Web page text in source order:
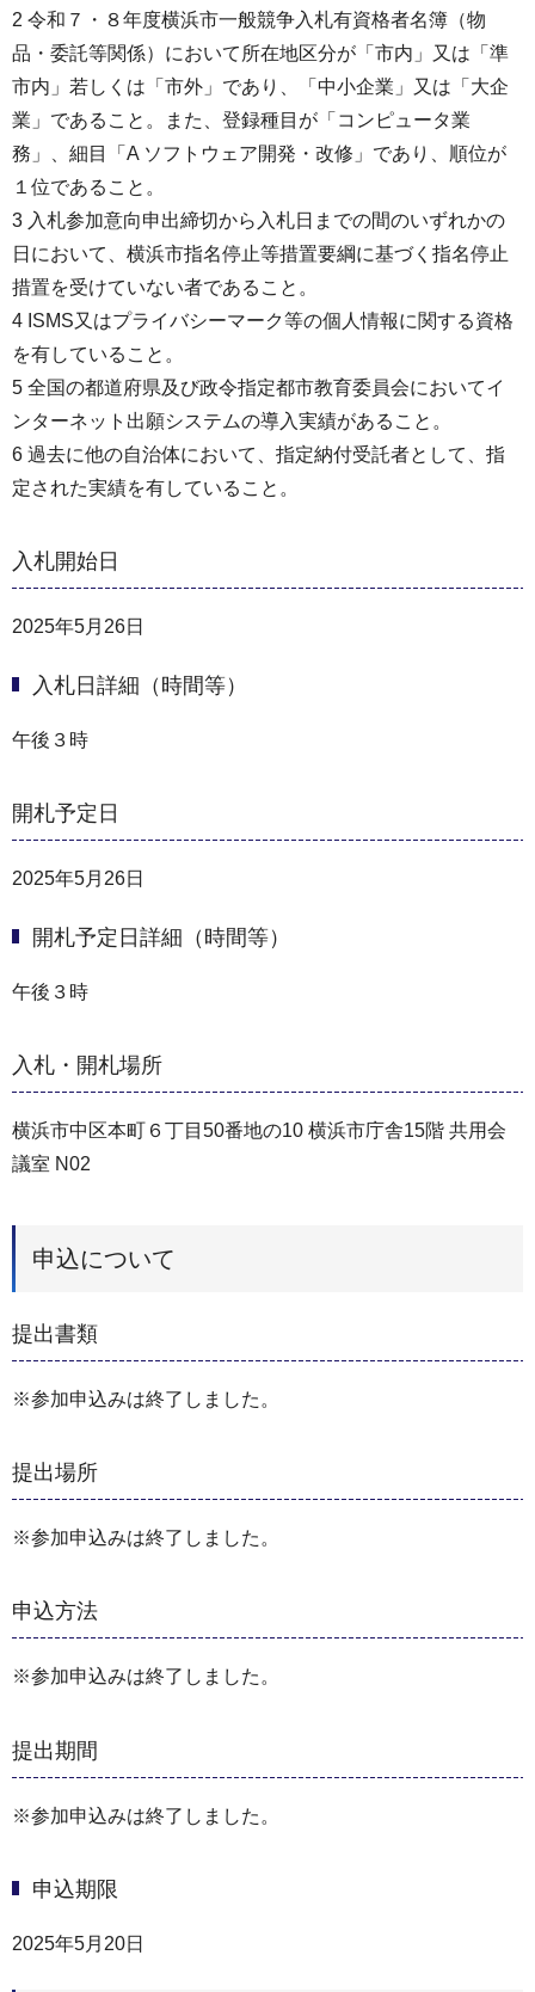
2 令和７・８年度横浜市一般競争入札有資格者名簿（物
品・委託等関係）において所在地区分が「市内」又は「準
市内」若しくは「市外」であり、「中小企業」又は「大企
業」であること。また、登録種目が「コンピュータ業
務」、細目「A ソフトウェア開発・改修」であり、順位が
１位であること。
3 入札参加意向申出締切から入札日までの間のいずれかの
日において、横浜市指名停止等措置要綱に基づく指名停止
措置を受けていない者であること。
4 ISMS又はプライバシーマーク等の個人情報に関する資格
を有していること。
5 全国の都道府県及び政令指定都市教育委員会においてイ
ンターネット出願システムの導入実績があること。
6 過去に他の自治体において、指定納付受託者として、指
定された実績を有していること。
入札開始日
2025年5月26日
入札日詳細（時間等）
午後３時
開札予定日
2025年5月26日
開札予定日詳細（時間等）
午後３時
入札・開札場所
横浜市中区本町６丁目50番地の10 横浜市庁舎15階 共用会
議室 N02
申込について
提出書類
※参加申込みは終了しました。
提出場所
※参加申込みは終了しました。
申込方法
※参加申込みは終了しました。
提出期間
※参加申込みは終了しました。
申込期限
2025年5月20日